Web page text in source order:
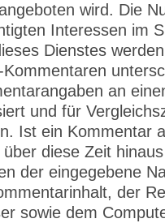
wird. Die
Interessen im
Dienstes
Kommentaren
an
und für
Ist ein Kommentar
über diese Zeit
der eingegebene
der
sowie dem